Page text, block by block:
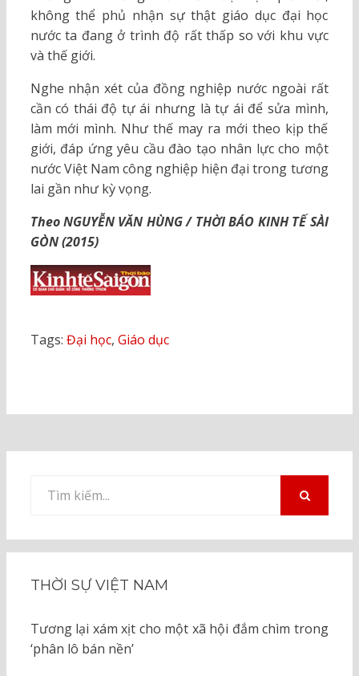
không thể phủ nhận sự thật giáo dục đại học
nước ta đang ở trình độ rất thấp so với khu vực
và thế giới.
Nghe nhận xét của đồng nghiệp nước ngoài rất
cần có thái độ tự ái nhưng là tự ái để sửa mình,
làm mới mình. Như thế may ra mới theo kịp thế
giới, đáp ứng yêu cầu đào tạo nhân lực cho một
nước Việt Nam công nghiệp hiện đại trong tương
lai gần như kỳ vọng.
Theo NGUYỄN VĂN HÙNG / THỜI BÁO KINH TẾ SÀI
GÒN (2015)
Tags: Đại học, Giáo dục
kiếm
THỜI SỰ VIỆT NAM
Tương lại xám xịt cho một xã hội đắm chìm trong
‘phân lô bán nền’